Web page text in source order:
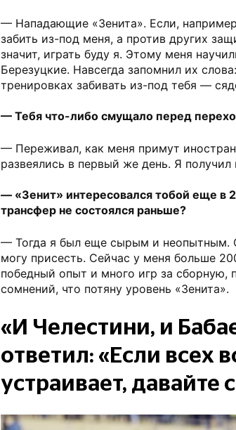
— Нападающие «Зенита». Если,
забить из-под меня, а против других
значит, играть буду я. Этому меня
Березуцкие. Навсегда запомнил их
тренировках забивать из-под тебя —
— Тебя что-либо смущало перед
— Переживал, как меня примут
развеялись в первый же день. Я
— «Зенит» интересовался тобой еще в
трансфер не состоялся раньше?
— Тогда я был еще сырым и неопытным.
могу присесть. Сейчас у меня больше
победный опыт и много игр за сборную,
сомнений, что потяну уровень «Зенита».
«И Челестини, и
ответил: «Если всех
устраивает, давайте